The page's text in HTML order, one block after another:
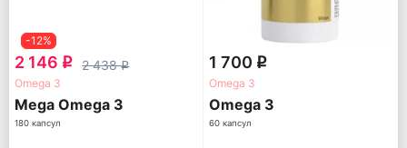
-12%
2 146 q 2 438q
Omega 3
Mega Omega 3
180 капсул
1 700 q
Omega 3
Omega 3
60 капсул